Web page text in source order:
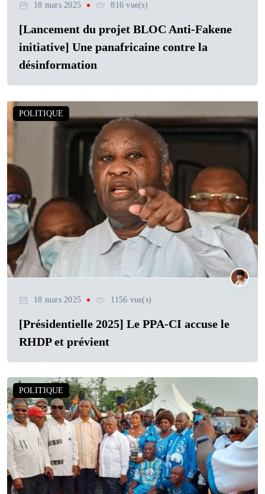
18 mars 2025 816 vue(s)
[Lancement du projet BLOC Anti-Fakene
initiative] Une panafricaine contre la
désinformation
POLITIQUE
18 mars 2025 1156 vue(s)
[Présidentielle 2025] Le PPA-CI accuse le
RHDP et prévient
POLITIQUE